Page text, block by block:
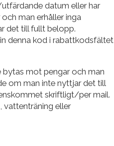
datum eller har
man erhåller inga
det till fullt belopp.
denna kod i rabattkodsfältet
bytas mot pengar och man
om man inte nyttjar det till
skriftligt/per mail.
vattenträning eller